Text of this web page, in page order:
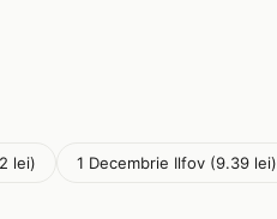
lei) 1 Decembrie Ilfov (9.39 lei)